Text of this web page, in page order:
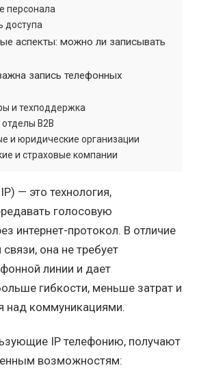
персонала
доступа
аспекты: можно ли записывать
запись телефонных
и техподдержка
B2B
и юридические организации
и страховые компании
— это технология,
голосовую
интернет-протокол. В отличие
она не требует
линии и дает
гибкости, меньше затрат и
над коммуникациями.
IP телефонию, получают
возможностям: